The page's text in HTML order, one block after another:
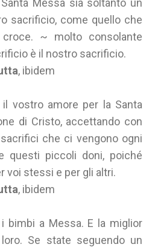
Messa sia soltanto un
sacrificio, come quello che
~ molto consolante
è il nostro sacrificio.
, ibidem
vostro amore per la Santa
di Cristo, accettando con
che ci vengono ogni
questi piccoli doni, poiché
voi stessi e per gli altri.
, ibidem
bimbi a Messa. E la miglior
Se state seguendo un